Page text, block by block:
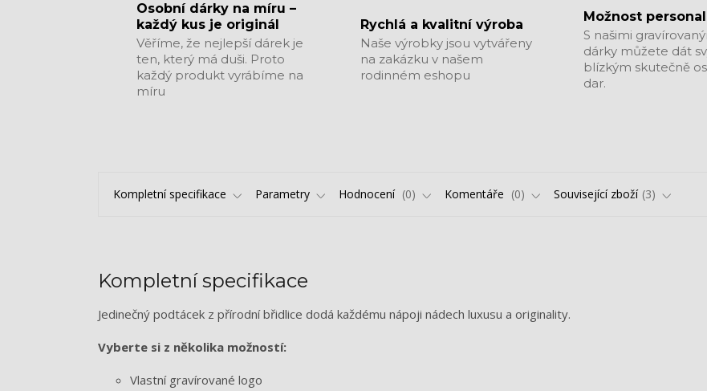
​​​​​​​Osobní dárky na míru –
každý kus je originál
Věříme, že nejlepší dárek je
ten, který má duši. Proto
každý produkt vyrábíme na
míru
Rychlá a kvalitní výroba
Naše výrobky jsou vytvářeny
na zakázku v našem
rodinném eshopu
Možnost
S našimi
dárky můžete dát
blízkým skutečně
dar.
Kompletní specifikace Parametry Hodnocení 0 Komentáře 0 Související zboží 3
Kompletní specifikace
Jedinečný podtácek z přírodní břidlice dodá každému nápoji nádech luxusu a originality.
Vyberte si z několika možností:
Vlastní gravírované logo